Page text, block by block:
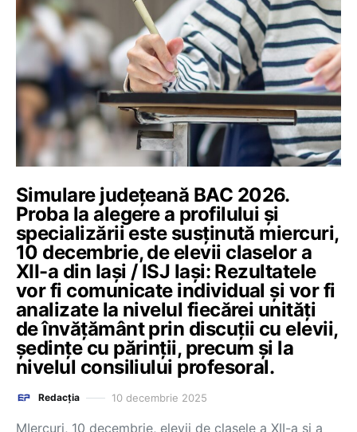
Simulare județeană BAC 2026.
Proba la alegere a profilului și
specializării este susținută miercuri,
10 decembrie, de elevii claselor a
XII-a din Iași / ISJ Iași: Rezultatele
vor fi comunicate individual şi vor fi
analizate la nivelul fiecărei unităţi
de învăţământ prin discuţii cu elevii,
şedinţe cu părinţii, precum şi la
nivelul consiliului profesoral.
Redacția 10 decembrie 2025
MIercuri, 10 decembrie, elevii de clasele a XII-a și a